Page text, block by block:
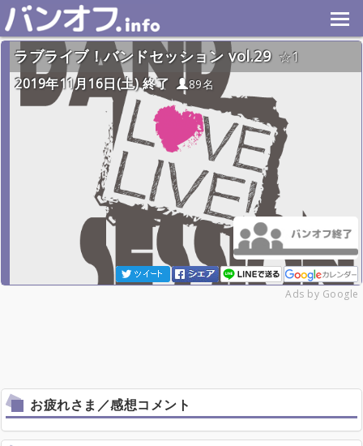
ラブライブ！バンドセッション vol.29
1
2019年11月16日(土) 終了
89名
Ads by Google
お疲れさま／感想コメント